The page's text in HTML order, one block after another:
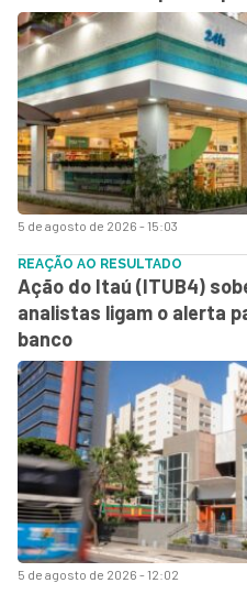
5 de agosto de 2026 - 15:03
5 de agosto de 2026 - 12:02
REAÇÃO AO RESULTADO
Ação do Itaú (ITUB4)
analistas ligam o alerta
banco